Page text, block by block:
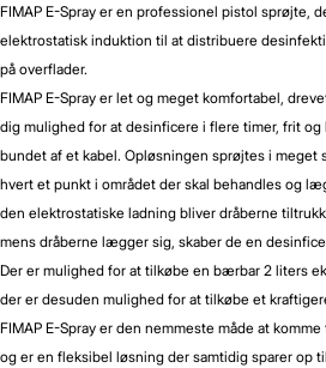
FIMAP E-Spray er en professionel pistol sprøjte,
elektrostatisk induktion til at distribuere
på overflader.
FIMAP E-Spray er let og meget komfortabel,
dig mulighed for at desinficere i flere timer, frit
bundet af et kabel. Opløsningen sprøjtes i meget
hvert et punkt i området der skal behandles og
den elektrostatiske ladning bliver dråberne
mens dråberne lægger sig, skaber de en
Der er mulighed for at tilkøbe en bærbar 2 liters
der er desuden mulighed for at tilkøbe et
FIMAP E-Spray er den nemmeste måde at
og er en fleksibel løsning der samtidig sparer op